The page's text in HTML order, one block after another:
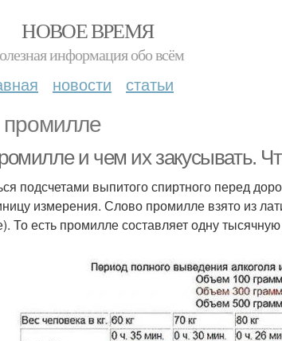
НОВОЕ ВРЕМЯ
информация обо всём
новости статьи
промилле
и чем их закусывать.
подсчетами выпитого спиртного перед
измерения. Слово промилле взято из
То есть промилле составляет одну